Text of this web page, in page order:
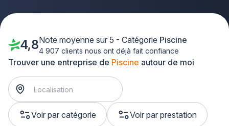
Trouver une entreprise de Piscine autour de moi
Voir par catégorie Voir par prestation
4,8Note moyenne sur 5 - Catégorie Piscine
4 907 clients nous ont déjà fait confiance